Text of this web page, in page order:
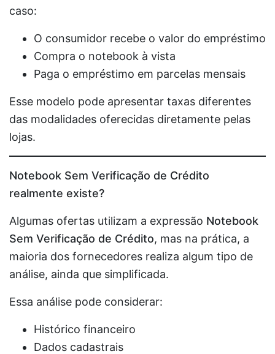
caso:
O consumidor recebe o valor do empréstimo
Compra o notebook à vista
Paga o empréstimo em parcelas mensais
Esse modelo pode apresentar taxas diferentes
das modalidades oferecidas diretamente pelas
lojas.
Notebook Sem Verificação de Crédito
realmente existe?
Algumas ofertas utilizam a expressão Notebook
Sem Verificação de Crédito, mas na prática, a
maioria dos fornecedores realiza algum tipo de
análise, ainda que simplificada.
Essa análise pode considerar:
Histórico financeiro
Dados cadastrais